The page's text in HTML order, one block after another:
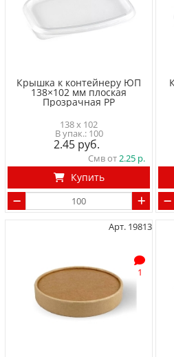
Крышка к контейнеру ЮП
138×102 мм плоская
Прозрачная PP
138 x 102
100
2.45
Смв от2.25
Купить
Арт. 19813
1